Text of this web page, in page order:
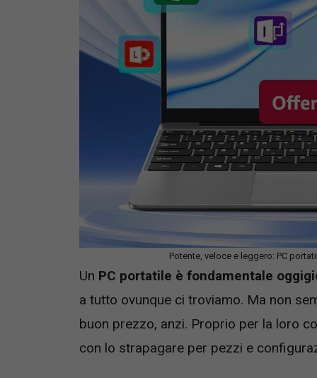
Potente, veloce e leggero: PC
Un PC portatile è fondamentale
a tutto ovunque ci troviamo. Ma non
buon prezzo, anzi. Proprio per la loro
con lo strapagare per pezzi e